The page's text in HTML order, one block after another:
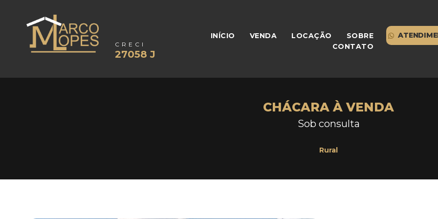
CRECI
27058 J
INÍCIO VENDA LOCAÇÃO
SOBRE
CONTATO
CHÁCARA À VENDA
Sob consulta
Rural